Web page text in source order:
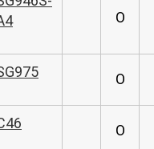
O
O
O